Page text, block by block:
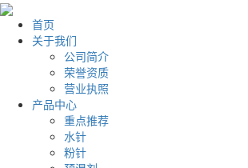
首页
关于我们
公司简介
荣誉资质
营业执照
产品中心
重点推荐
水针
粉针